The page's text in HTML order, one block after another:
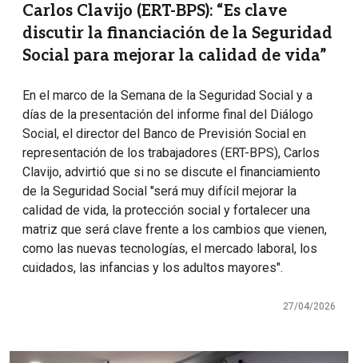
Carlos Clavijo (ERT-BPS): “Es clave
discutir la financiación de la Seguridad
Social para mejorar la calidad de vida”
En el marco de la Semana de la Seguridad Social y a
días de la presentación del informe final del Diálogo
Social, el director del Banco de Previsión Social en
representación de los trabajadores (ERT-BPS), Carlos
Clavijo, advirtió que si no se discute el financiamiento
de la Seguridad Social "será muy difícil mejorar la
calidad de vida, la protección social y fortalecer una
matriz que será clave frente a los cambios que vienen,
como las nuevas tecnologías, el mercado laboral, los
cuidados, las infancias y los adultos mayores".
27/04/2026